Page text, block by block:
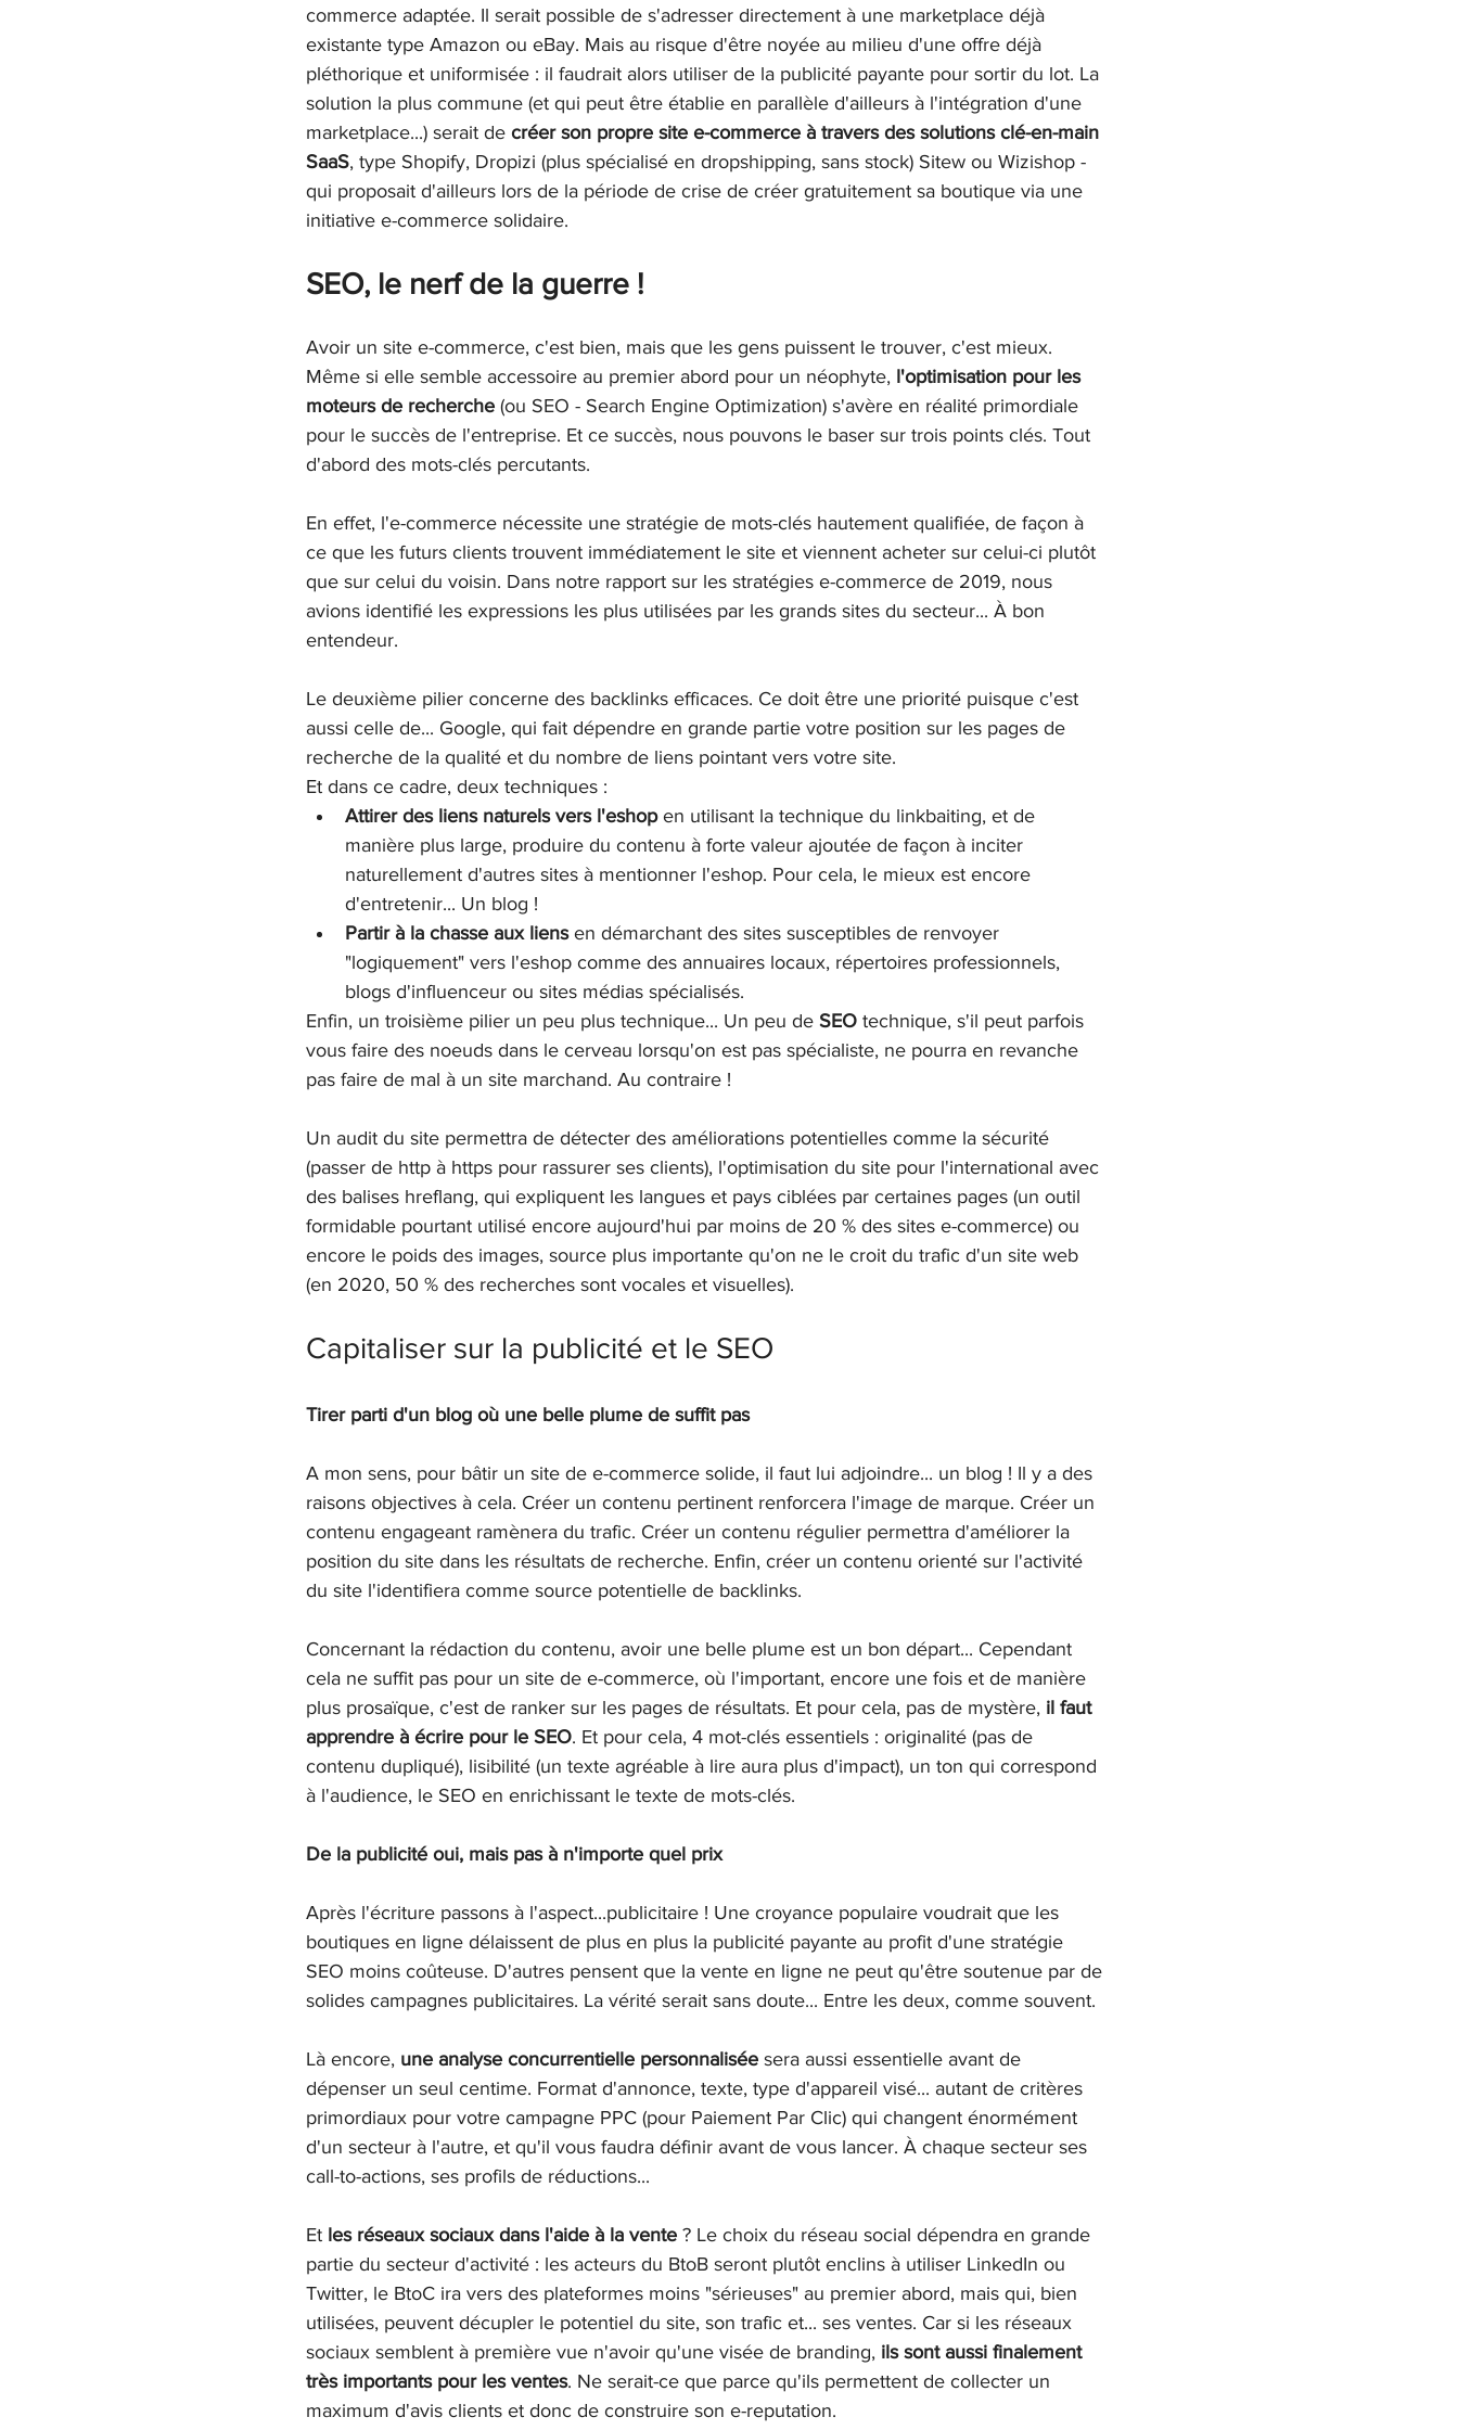
commerce adaptée. Il serait possible de s'adresser directement à une marketplace déjà
existante type Amazon ou eBay. Mais au risque d'être noyée au milieu d'une offre déjà
pléthorique et uniformisée : il faudrait alors utiliser de la publicité payante pour sortir du lot. La
solution la plus commune (et qui peut être établie en parallèle d'ailleurs à l'intégration d'une
marketplace...) serait de créer son propre site e-commerce à travers des solutions clé-en-main
SaaS, type Shopify, Dropizi (plus spécialisé en dropshipping, sans stock) Sitew ou Wizishop -
qui proposait d'ailleurs lors de la période de crise de créer gratuitement sa boutique via une
initiative e-commerce solidaire.
SEO, le nerf de la guerre !
Avoir un site e-commerce, c'est bien, mais que les gens puissent le trouver, c'est mieux.
Même si elle semble accessoire au premier abord pour un néophyte, l'optimisation pour les
moteurs de recherche (ou SEO - Search Engine Optimization) s'avère en réalité primordiale
pour le succès de l'entreprise. Et ce succès, nous pouvons le baser sur trois points clés. Tout
d'abord des mots-clés percutants.
En effet, l'e-commerce nécessite une stratégie de mots-clés hautement qualifiée, de façon à
ce que les futurs clients trouvent immédiatement le site et viennent acheter sur celui-ci plutôt
que sur celui du voisin. Dans notre rapport sur les stratégies e-commerce de 2019, nous
avions identifié les expressions les plus utilisées par les grands sites du secteur... À bon
entendeur.
Le deuxième pilier concerne des backlinks efficaces. Ce doit être une priorité puisque c'est
aussi celle de... Google, qui fait dépendre en grande partie votre position sur les pages de
recherche de la qualité et du nombre de liens pointant vers votre site.
Et dans ce cadre, deux techniques :
Attirer des liens naturels vers l'eshop en utilisant la technique du linkbaiting, et de
manière plus large, produire du contenu à forte valeur ajoutée de façon à inciter
naturellement d'autres sites à mentionner l'eshop. Pour cela, le mieux est encore
d'entretenir... Un blog !
Partir à la chasse aux liens en démarchant des sites susceptibles de renvoyer
"logiquement" vers l'eshop comme des annuaires locaux, répertoires professionnels,
blogs d'influenceur ou sites médias spécialisés.
Enfin, un troisième pilier un peu plus technique... Un peu de SEO technique, s'il peut parfois
vous faire des noeuds dans le cerveau lorsqu'on est pas spécialiste, ne pourra en revanche
pas faire de mal à un site marchand. Au contraire !
Un audit du site permettra de détecter des améliorations potentielles comme la sécurité
(passer de http à https pour rassurer ses clients), l'optimisation du site pour l'international avec
des balises hreflang, qui expliquent les langues et pays ciblées par certaines pages (un outil
formidable pourtant utilisé encore aujourd'hui par moins de 20 % des sites e-commerce) ou
encore le poids des images, source plus importante qu'on ne le croit du trafic d'un site web
(en 2020, 50 % des recherches sont vocales et visuelles).
Capitaliser sur la publicité et le SEO
Tirer parti d'un blog où une belle plume de suffit pas
A mon sens, pour bâtir un site de e-commerce solide, il faut lui adjoindre... un blog ! Il y a des
raisons objectives à cela. Créer un contenu pertinent renforcera l'image de marque. Créer un
contenu engageant ramènera du trafic. Créer un contenu régulier permettra d'améliorer la
position du site dans les résultats de recherche. Enfin, créer un contenu orienté sur l'activité
du site l'identifiera comme source potentielle de backlinks.
Concernant la rédaction du contenu, avoir une belle plume est un bon départ... Cependant
cela ne suffit pas pour un site de e-commerce, où l'important, encore une fois et de manière
plus prosaïque, c'est de ranker sur les pages de résultats. Et pour cela, pas de mystère, il faut
apprendre à écrire pour le SEO. Et pour cela, 4 mot-clés essentiels : originalité (pas de
contenu dupliqué), lisibilité (un texte agréable à lire aura plus d'impact), un ton qui correspond
à l'audience, le SEO en enrichissant le texte de mots-clés.
De la publicité oui, mais pas à n'importe quel prix
Après l'écriture passons à l'aspect...publicitaire ! Une croyance populaire voudrait que les
boutiques en ligne délaissent de plus en plus la publicité payante au profit d'une stratégie
SEO moins coûteuse. D'autres pensent que la vente en ligne ne peut qu'être soutenue par de
solides campagnes publicitaires. La vérité serait sans doute... Entre les deux, comme souvent.
Là encore, une analyse concurrentielle personnalisée sera aussi essentielle avant de
dépenser un seul centime. Format d'annonce, texte, type d'appareil visé... autant de critères
primordiaux pour votre campagne PPC (pour Paiement Par Clic) qui changent énormément
d'un secteur à l'autre, et qu'il vous faudra définir avant de vous lancer. À chaque secteur ses
call-to-actions, ses profils de réductions...
Et les réseaux sociaux dans l'aide à la vente ? Le choix du réseau social dépendra en grande
partie du secteur d'activité : les acteurs du BtoB seront plutôt enclins à utiliser LinkedIn ou
Twitter, le BtoC ira vers des plateformes moins "sérieuses" au premier abord, mais qui, bien
utilisées, peuvent décupler le potentiel du site, son trafic et... ses ventes. Car si les réseaux
sociaux semblent à première vue n'avoir qu'une visée de branding, ils sont aussi finalement
très importants pour les ventes. Ne serait-ce que parce qu'ils permettent de collecter un
maximum d'avis clients et donc de construire son e-reputation.